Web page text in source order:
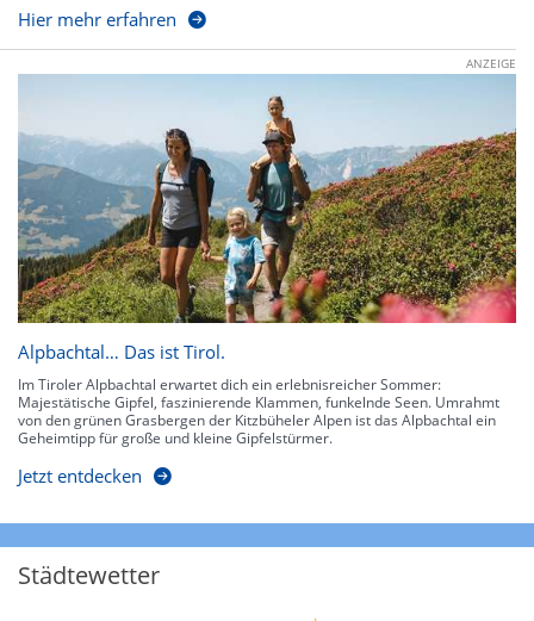
Hier mehr erfahren
ANZEIGE
Alpbachtal… Das ist Tirol.
Im Tiroler Alpbachtal erwartet dich ein erlebnisreicher Sommer:
Majestätische Gipfel, faszinierende Klammen, funkelnde Seen. Umrahmt
von den grünen Grasbergen der Kitzbüheler Alpen ist das Alpbachtal ein
Geheimtipp für große und kleine Gipfelstürmer.
Jetzt entdecken
Städtewetter